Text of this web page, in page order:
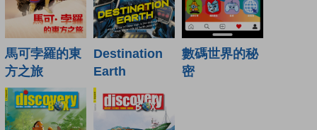
馬可孛羅的東
方之旅
Destination
Earth
數碼世界的秘
密